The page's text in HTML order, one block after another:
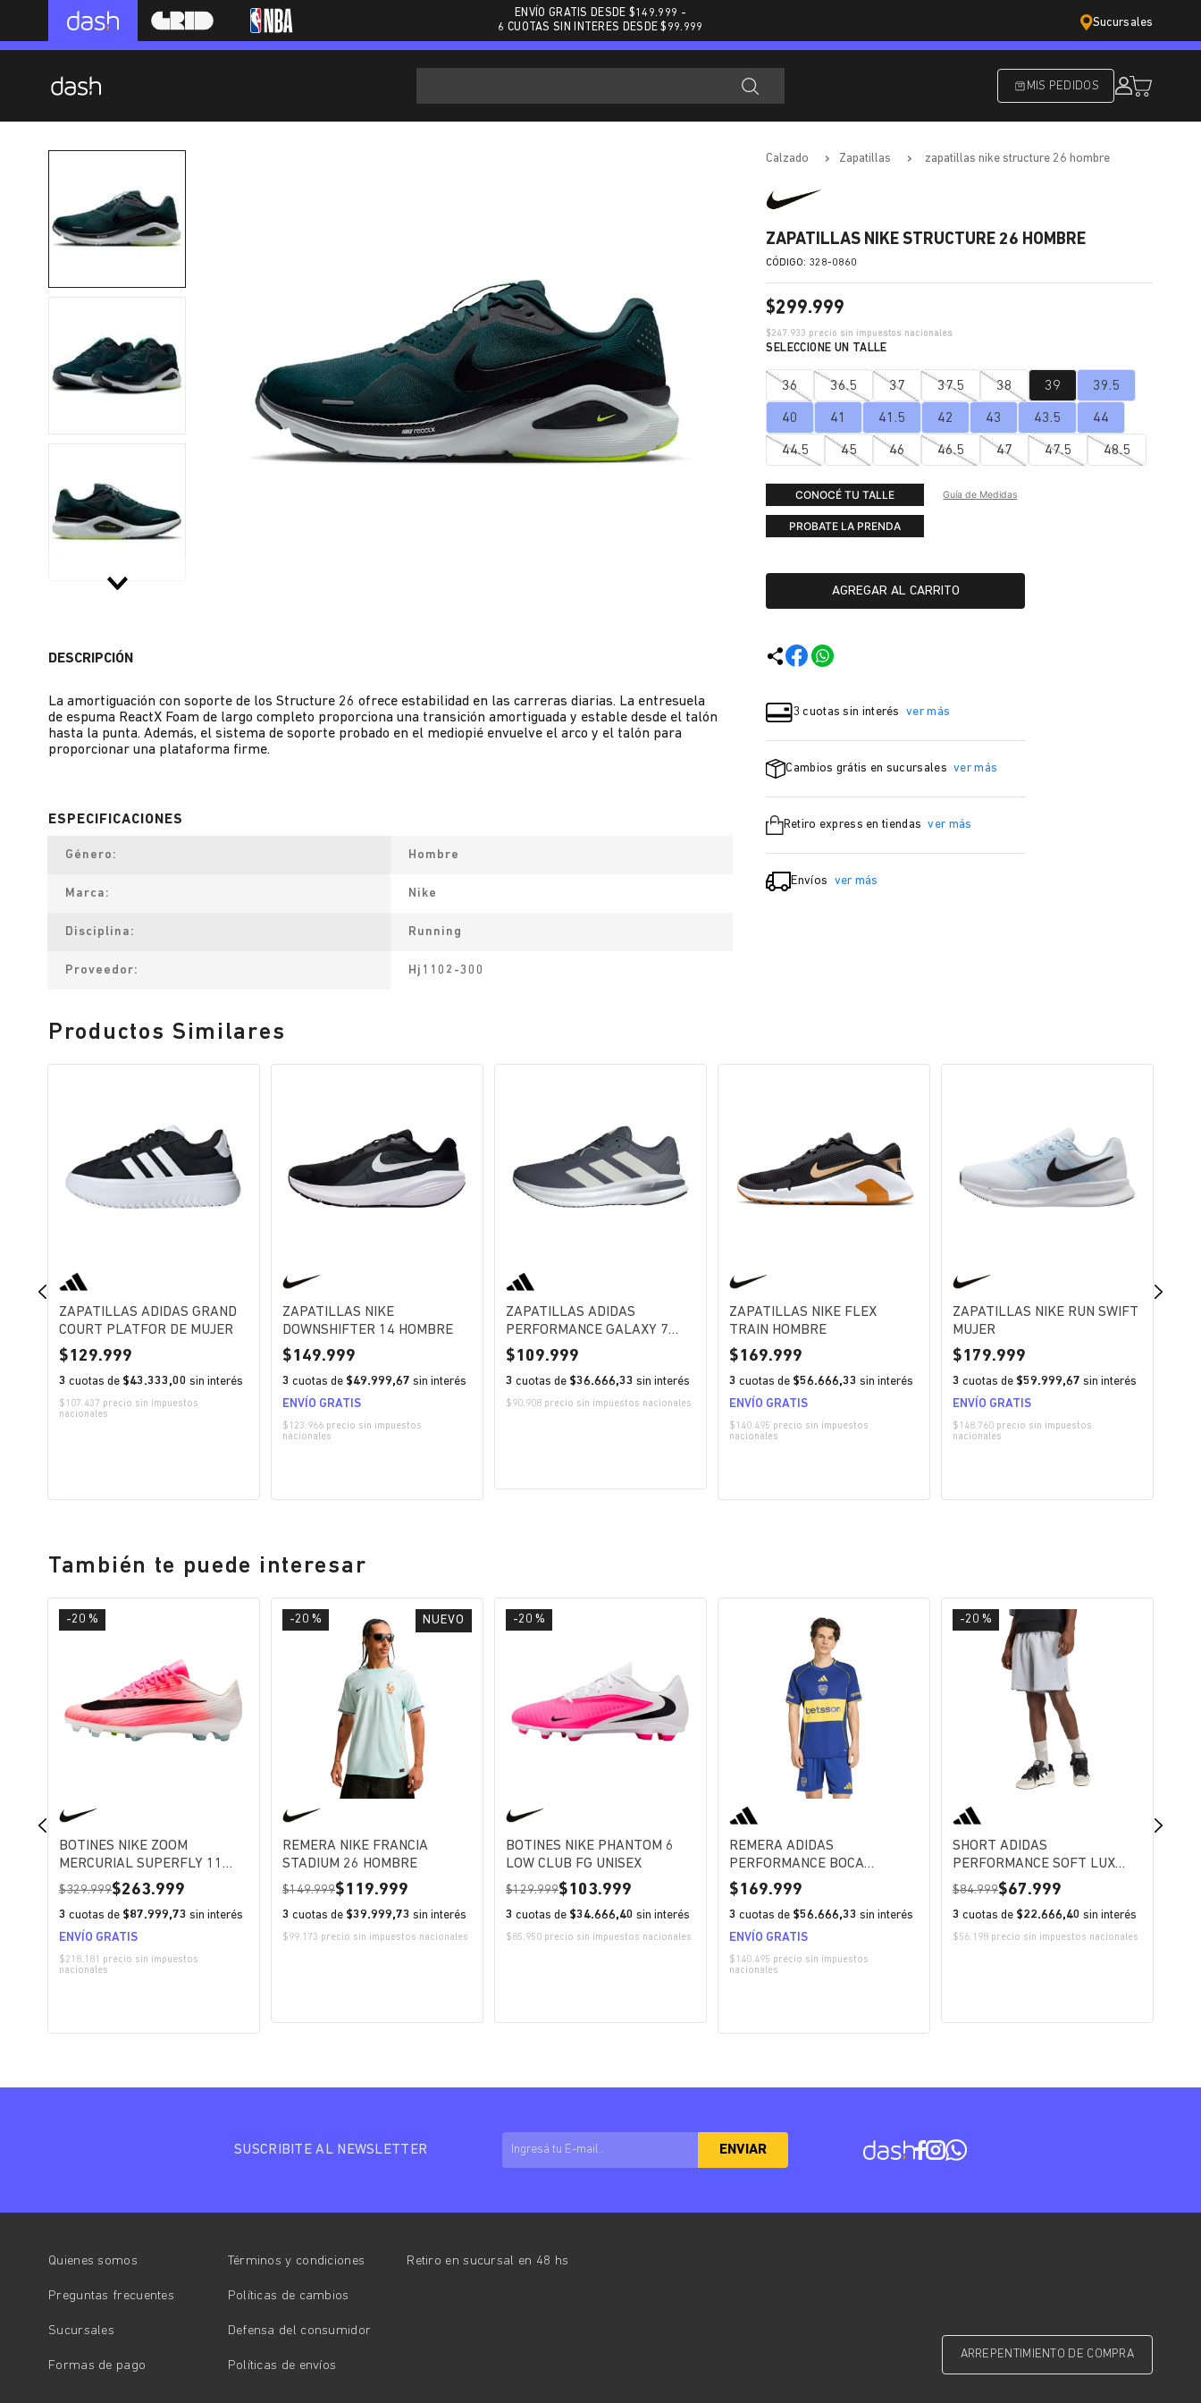
ENVÍO GRATIS DESDE $149.999 -
6 CUOTAS SIN INTERES DESDE $99.999
Sucursales
MIS PEDIDOS
DESCRIPCIÓN
La amortiguación con soporte de los Structure 26 ofrece estabilidad en las carreras diarias. La entresuela
de espuma ReactX Foam de largo completo proporciona una transición amortiguada y estable desde el talón
hasta la punta. Además, el sistema de soporte probado en el mediopié envuelve el arco y el talón para
proporcionar una plataforma firme.
Género Hombre
Marca Nike
Disciplina Running
Proveedor Hj1102-300
calzado zapatillas zapatillas nike structure 26 hombre
ZAPATILLAS NIKE STRUCTURE 26 HOMBRE
: 328-0860
$299.999
$247.933 precio sin impuestos nacionales
36 36.5 37 37.5 38 39 39.5
40 41 41.5 42 43 43.5 44
44.5 45 46 46.5 47 47.5 48.5
CONOCÉ TU TALLE Guía de Medidas
PROBATE LA PRENDA
AGREGAR AL CARRITO
3 cuotas sin interés ver más
Cambios grátis en sucursales ver más
Retiro express en tiendas ver más
Envíos ver más
Productos Similares
ZAPATILLAS ADIDAS GRAND
COURT PLATFOR DE MUJER
129.999
3 cuotas de $43.333,00 sin interés
$107.437 precio sin impuestos
nacionales
ZAPATILLAS NIKE
DOWNSHIFTER 14 HOMBRE
149.999
3 cuotas de $49.999,67 sin interés
ENVÍO GRATIS
$123.966 precio sin impuestos
nacionales
ZAPATILLAS ADIDAS
PERFORMANCE GALAXY 7
HOMBRE
109.999
3 cuotas de $36.666,33 sin interés
$90.908 precio sin impuestos nacionales
ZAPATILLAS NIKE FLEX
TRAIN HOMBRE
169.999
3 cuotas de $56.666,33 sin interés
ENVÍO GRATIS
$140.495 precio sin impuestos
nacionales
ZAPATILLAS NIKE RUN SWIFT
MUJER
179.999
3 cuotas de $59.999,67 sin interés
ENVÍO GRATIS
$148.760 precio sin impuestos
nacionales
También te puede interesar
-20 %
BOTINES NIKE ZOOM
MERCURIAL SUPERFLY 11
PRO FG UNISEX
329.999 263.999
3 cuotas de $87.999,73 sin interés
ENVÍO GRATIS
$218.181 precio sin impuestos
nacionales
-20 % NUEVO
REMERA NIKE FRANCIA
STADIUM 26 HOMBRE
149.999 119.999
3 cuotas de $39.999,73 sin interés
$99.173 precio sin impuestos nacionales
-20 %
BOTINES NIKE PHANTOM 6
LOW CLUB FG UNISEX
129.999 103.999
3 cuotas de $34.666,40 sin interés
$85.950 precio sin impuestos nacionales
REMERA ADIDAS
PERFORMANCE BOCA
JUNIORS HOMBRE
169.999
3 cuotas de $56.666,33 sin interés
ENVÍO GRATIS
$140.495 precio sin impuestos
nacionales
-20 %
SHORT ADIDAS
PERFORMANCE SOFT LUX
HOMBRE
84.999 67.999
3 cuotas de $22.666,40 sin interés
$56.198 precio sin impuestos nacionales
SUSCRIBITE AL NEWSLETTER ENVIAR
Quienes somos Términos y condiciones
Preguntas frecuentes Políticas de cambios
Sucursales Defensa del consumidor
Formas de pago Políticas de envíos
Retiro en sucursal en 48 hs
ARREPENTIMIENTO DE COMPRA